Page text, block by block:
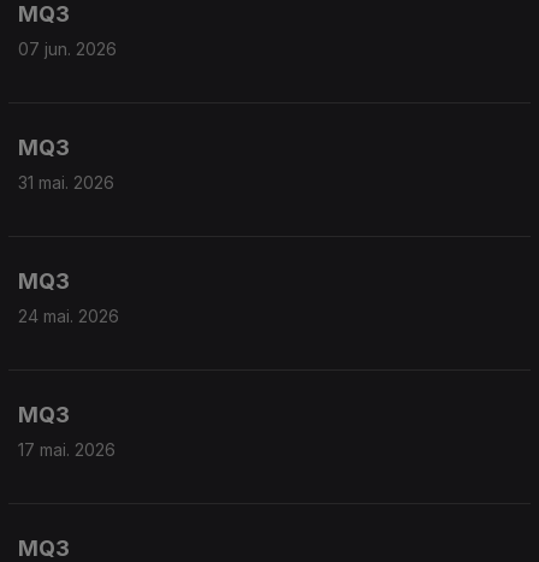
MQ3
07 jun. 2026
MQ3
31 mai. 2026
MQ3
24 mai. 2026
MQ3
17 mai. 2026
MQ3